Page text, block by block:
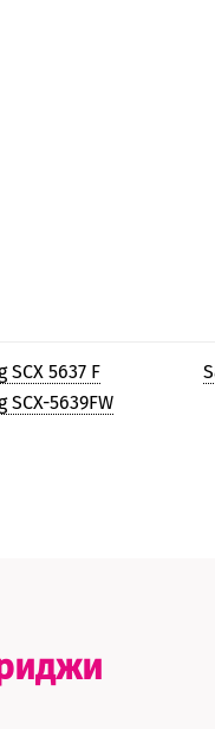
SCX 5637 F
SCX-5639FW